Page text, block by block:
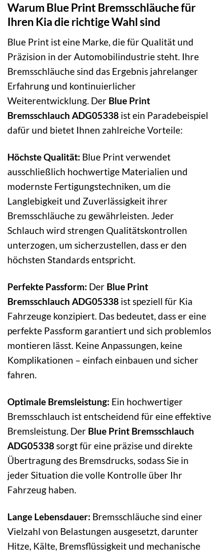
Warum Blue Print Bremsschläuche für
Ihren Kia die richtige Wahl sind
Blue Print ist eine Marke, die für Qualität und
Präzision in der Automobilindustrie steht. Ihre
Bremsschläuche sind das Ergebnis jahrelanger
Erfahrung und kontinuierlicher
Weiterentwicklung. Der Blue Print
Bremsschlauch ADG05338 ist ein Paradebeispiel
dafür und bietet Ihnen zahlreiche Vorteile:
Höchste Qualität: Blue Print verwendet
ausschließlich hochwertige Materialien und
modernste Fertigungstechniken, um die
Langlebigkeit und Zuverlässigkeit ihrer
Bremsschläuche zu gewährleisten. Jeder
Schlauch wird strengen Qualitätskontrollen
unterzogen, um sicherzustellen, dass er den
höchsten Standards entspricht.
Perfekte Passform: Der Blue Print
Bremsschlauch ADG05338 ist speziell für Kia
Fahrzeuge konzipiert. Das bedeutet, dass er eine
perfekte Passform garantiert und sich problemlos
montieren lässt. Keine Anpassungen, keine
Komplikationen – einfach einbauen und sicher
fahren.
Optimale Bremsleistung: Ein hochwertiger
Bremsschlauch ist entscheidend für eine effektive
Bremsleistung. Der Blue Print Bremsschlauch
ADG05338sorgt für eine präzise und direkte
Übertragung des Bremsdrucks, sodass Sie in
jeder Situation die volle Kontrolle über Ihr
Fahrzeug haben.
Lange Lebensdauer: Bremsschläuche sind einer
Vielzahl von Belastungen ausgesetzt, darunter
Hitze, Kälte, Bremsflüssigkeit und mechanische